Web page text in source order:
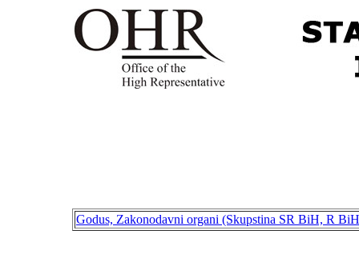
Godus, Zakonodavni organi (Skupstina SR BiH, R